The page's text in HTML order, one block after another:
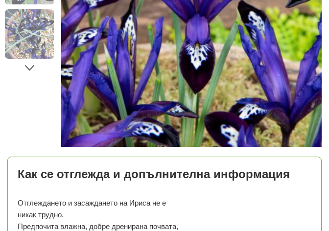
Как се отглежда и допълнителна информация
Отглеждането и засаждането на Ириса не е
никак трудно.
Предпочита влажна, добре дренирана почвата,